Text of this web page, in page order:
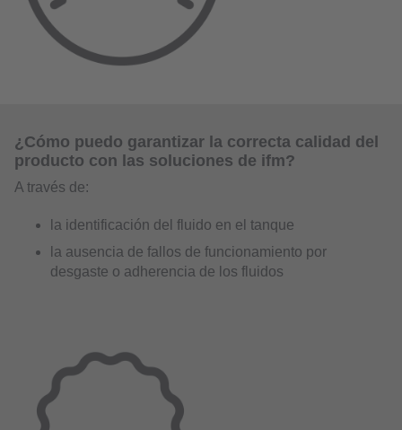
¿Cómo puedo garantizar la correcta calidad del
producto con las soluciones de ifm?
A través de:
la identificación del fluido en el tanque
la ausencia de fallos de funcionamiento por
desgaste o adherencia de los fluidos